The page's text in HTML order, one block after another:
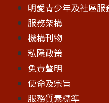
明愛青少年及社區服
服務架構
機構刊物
私隱政策
免責聲明
使命及宗旨
服務質素標準